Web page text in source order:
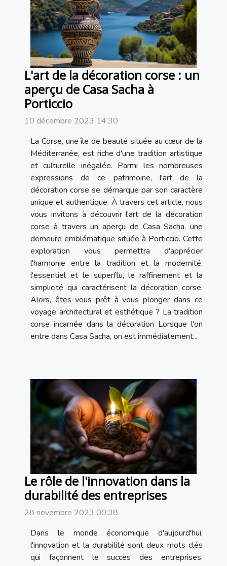
L'art de la décoration corse : un
aperçu de Casa Sacha à
Porticcio
10 décembre 2023 14:30
La Corse, une île de beauté située au cœur de la
Méditerranée, est riche d'une tradition artistique
et culturelle inégalée. Parmi les nombreuses
expressions de ce patrimoine, l'art de la
décoration corse se démarque par son caractère
unique et authentique. À travers cet article, nous
vous invitons à découvrir l'art de la décoration
corse à travers un aperçu de Casa Sacha, une
demeure emblématique située à Porticcio. Cette
exploration vous permettra d'apprécier
l'harmonie entre la tradition et la modernité,
l'essentiel et le superflu, le raffinement et la
simplicité qui caractérisent la décoration corse.
Alors, êtes-vous prêt à vous plonger dans ce
voyage architectural et esthétique ? La tradition
corse incarnée dans la décoration Lorsque l'on
entre dans Casa Sacha, on est immédiatement...
Le rôle de l'innovation dans la
durabilité des entreprises
28 novembre 2023 00:38
Dans le monde économique d'aujourd'hui,
l'innovation et la durabilité sont deux mots clés
qui façonnent le succès des entreprises.